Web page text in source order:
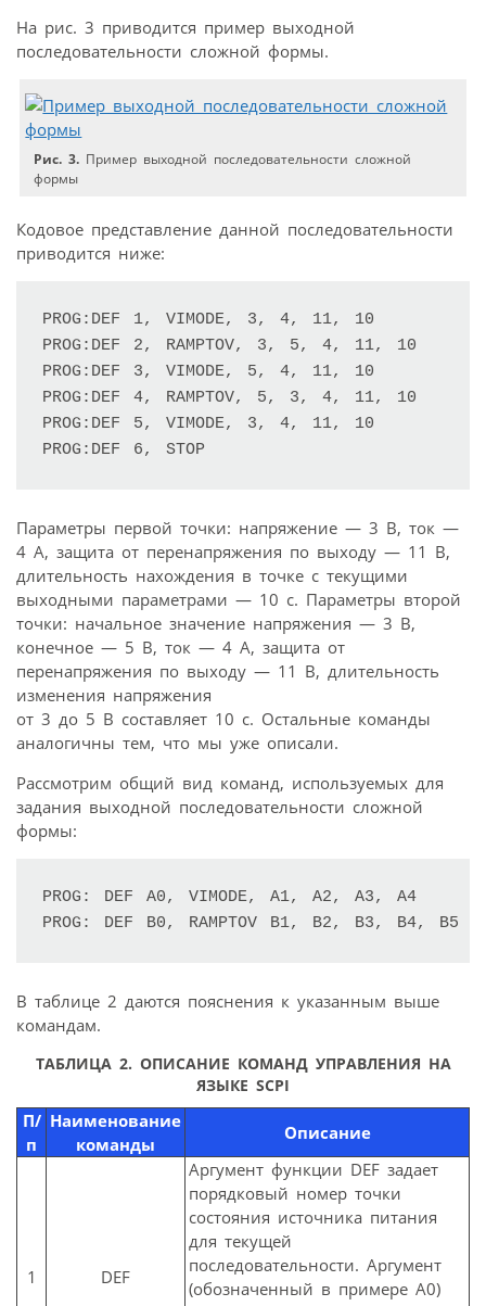
На рис. 3 приводится пример выходной
последовательности сложной формы.
Рис. 3. Пример выходной последовательности сложной
формы
Кодовое представление данной последовательности
приводится ниже:
PROG:DEF 1, VIMODE, 3, 4, 11, 10
PROG:DEF 2, RAMPTOV, 3, 5, 4, 11, 10
PROG:DEF 3, VIMODE, 5, 4, 11, 10
PROG:DEF 4, RAMPTOV, 5, 3, 4, 11, 10
PROG:DEF 5, VIMODE, 3, 4, 11, 10
PROG:DEF 6, STOP
Параметры первой точки: напряжение — 3 В, ток —
4 А, защита от перенапряжения по выходу — 11 В,
длительность нахождения в точке с текущими
выходными параметрами — 10 с. Параметры второй
точки: начальное значение напряжения — 3 В,
конечное — 5 В, ток — 4 А, защита от
перенапряжения по выходу — 11 В, длительность
изменения напряжения
от 3 до 5 В составляет 10 с. Остальные команды
аналогичны тем, что мы уже описали.
Рассмотрим общий вид команд, используемых для
задания выходной последовательности сложной
формы:
PROG: DEF A0, VIMODE, A1, A2, A3, A4
PROG: DEF B0, RAMPTOV B1, B2, B3, B4, B5
В таблице 2 даются пояснения к указанным выше
командам.
ТАБЛИЦА 2. ОПИСАНИЕ КОМАНД УПРАВЛЕНИЯ НА
ЯЗЫКЕ SCPI
П/
п
Наименование
команды
Описание
1 DEF
Аргумент функции DEF задает
порядковый номер точки
состояния источника питания
для текущей
последовательности. Аргумент
(обозначенный в примере A0)